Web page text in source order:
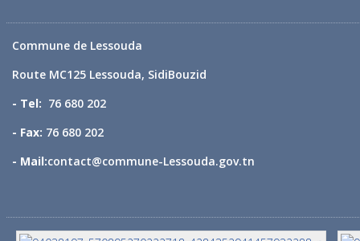
Commune de Lessouda
Route MC125 Lessouda, SidiBouzid
- Tel: 76 680 202
- Fax: 76 680 202
- Mail:contact@commune-Lessouda.gov.tn